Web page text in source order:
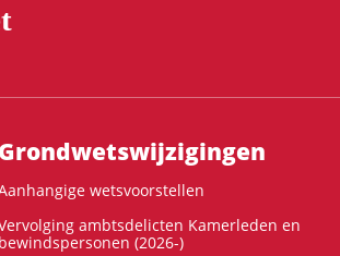
Grondwets­wijzigingen
wetsvoorstellen
ambtsdelicten Kamerleden en
bewindspersonen (2026-)